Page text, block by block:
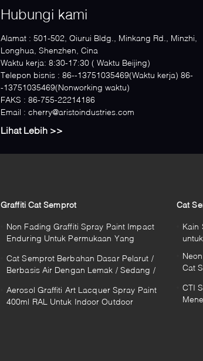
Hubungi kami
Alamat : 501-502, Qiurui Bldg., Minkang Rd., Minzhi,
Longhua, Shenzhen, Cina
Waktu kerja:
8:30-17:30 ( Waktu Beijing)
Telepon bisnis : 86--13751035469(Waktu kerja) 86-
-13751035469(Nonworking waktu)
FAKS : 86-755-22214186
Email : cherry@aristoindustries.com
Lihat Lebih >>
Graffiti Cat Semprot
Non Fading Graffiti Spray Paint Impact
Enduring Untuk Permukaan Yang
Cat Semprot Berbahan Dasar Pelarut /
Berbasis Air Dengan Lemak / Sedang /
Aerosol Graffiti Art Lacquer Spray Paint
400ml RAL Untuk Indoor Outdoor
Cat
Kain
Cat
CTI